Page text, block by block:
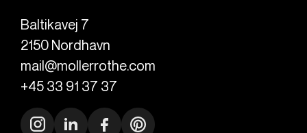
Baltikavej 7
2150 Nordhavn
mail@mollerrothe.com
+45 33 91 37 37